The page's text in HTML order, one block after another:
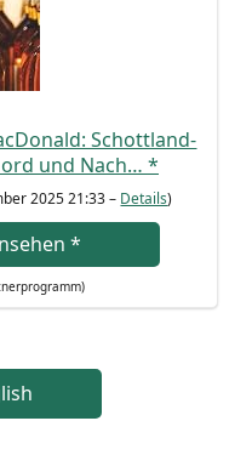
Schott­land-
und Nach… *
2025 21:33 – Details)
*